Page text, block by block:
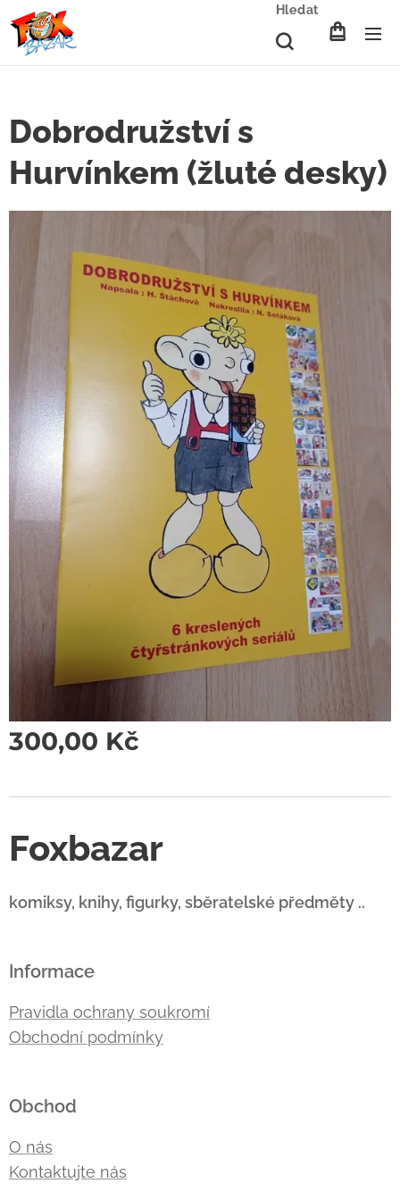
Hledat
Dobrodružství s
Hurvínkem (žluté desky)
300,00 Kč
Foxbazar
komiksy, knihy, figurky, sběratelské předměty ..
Informace
Pravidla ochrany soukromí
Obchodní podmínky
Obchod
O nás
Kontaktujte nás